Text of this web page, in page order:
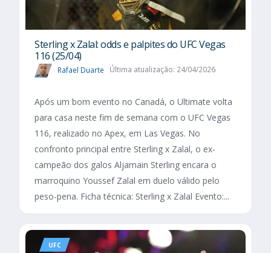
Sterling x Zalal: odds e palpites do UFC Vegas
116 (25/04)
Rafael Duarte Última atualização: 24/04/2026
Após um bom evento no Canadá, o Ultimate volta
para casa neste fim de semana com o UFC Vegas
116, realizado no Apex, em Las Vegas. No
confronto principal entre Sterling x Zalal, o ex-
campeão dos galos Aljamain Sterling encara o
marroquino Youssef Zalal em duelo válido pelo
peso-pena. Ficha técnica: Sterling x Zalal Evento:...
UFC